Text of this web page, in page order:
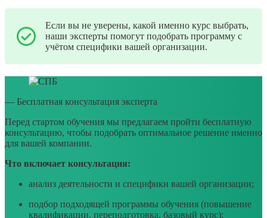
Если вы не уверены, какой именно курс выбрать,
наши эксперты помогут подобрать программу с
учётом специфики вашей организации.
— Бесплатная консультация эксперта
Перед стартом обучения мы предлагаем пройти бесплатную
консультацию, чтобы подобрать оптимальное решение именно
для вашей компании.
Что включает консультация:
анализ деятельности и специфики вашей организации;
подбор подходящей программы обучения (повышение
квалификации, переподготовка, базовый курс);